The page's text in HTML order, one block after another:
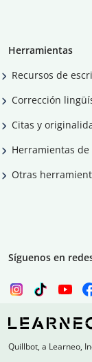
Herramientas
Recursos de
Corrección
Citas y
Herramientas de
Otras
Síguenos en
Quillbot, a Learneo,